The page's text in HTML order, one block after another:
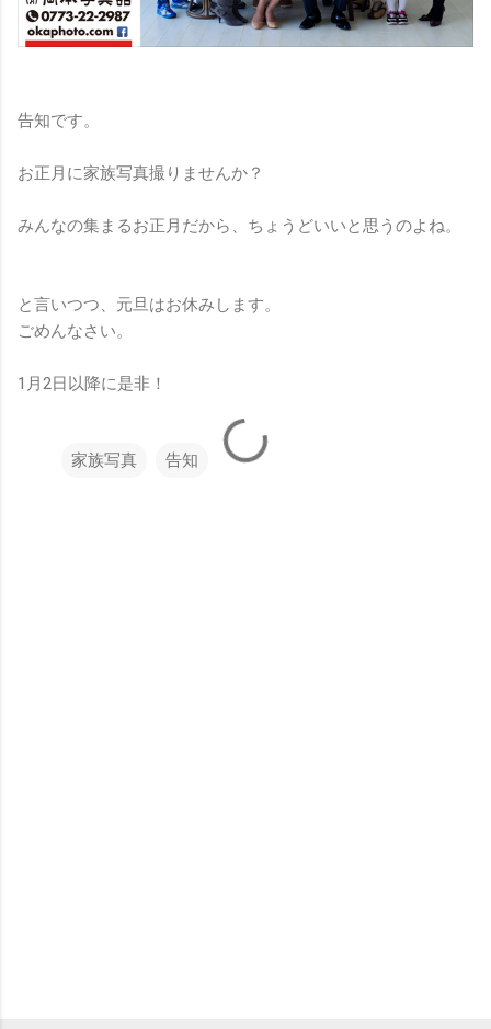
告知です。
お正月に家族写真撮りませんか？
みんなの集まるお正月だから、ちょうどいいと思うのよね。
と言いつつ、元旦はお休みします。
ごめんなさい。
1月2日以降に是非！
家族写真 告知